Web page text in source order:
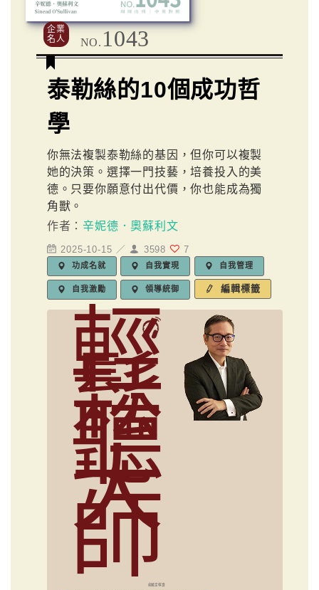
企業
名人
NO. 1043
泰勒絲的10個成功哲
學
你無法複製泰勒絲的基因，但你可以複製
她的決策。選擇一門技藝，培養投入的美
德。只要你願意付出代價，你也能成為獨
角獸。
作者：辛妮德．奧蘇利文
2025-10-15 ／ 3598 7
功成名就 自我實現 自我管理
自我激勵 領導統御 編輯標籤
輕
鬆
聽
大
師
俞國定導讀